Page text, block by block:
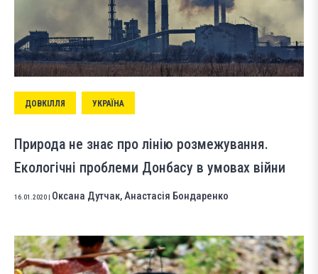
ДОВКІЛЛЯ УКРАЇНА
Природа не знає про лінію розмежування.
Екологічні проблеми Донбасу в умовах війни
16.01.2020 Оксана Дутчак,Анастасія Бондаренко